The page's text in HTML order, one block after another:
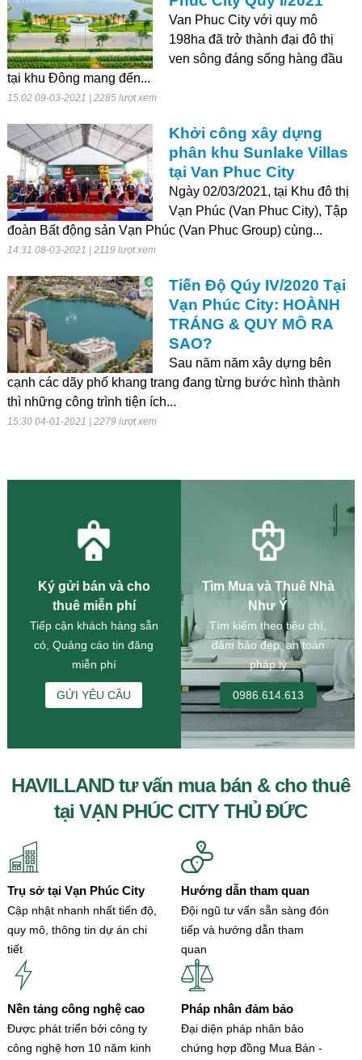
Van Phuc City với quy mô
198ha đã trở thành đại đô thị
ven sông đáng sống hàng đầu
tại khu Đông mang đến...
15:02 09-03-2021 | 2285 lượt xem
Khởi công xây dựng
phân khu Sunlake Villas
tại Van Phuc City
Ngày 02/03/2021, tại Khu đô thị
Vạn Phúc (Van Phuc City), Tập
đoàn Bất động sản Vạn Phúc (Van Phuc Group) cùng...
14:31 08-03-2021 | 2119 lượt xem
Tiến Độ Qúy IV/2020 Tại
Vạn Phúc City: HOÀNH
TRÁNG & QUY MÔ RA
SAO?
Sau năm năm xây dựng bên
cạnh các dãy phố khang trang đang từng bước hình thành
thì những công trình tiện ích...
15:30 04-01-2021 | 2279 lượt xem
Ký gửi bán và cho
thuê miễn phí
Tiếp cận khách hàng sẵn
có, Quảng cáo tin đăng
miễn phí
GỬI YÊU CẦU
Tìm Mua và Thuê Nhà
Như Ý
Tìm kiếm theo tiêu chí,
đảm bảo đẹp, an toàn
pháp lý
0986.614.613
HAVILLAND tư vấn mua bán & cho thuê
tại VẠN PHÚC CITY THỦ ĐỨC
Trụ sở tại Vạn Phúc City
Cập nhật nhanh nhất tiến độ,
quy mô, thông tin dự án chi
tiết
Hướng dẫn tham quan
Đội ngũ tư vấn sẵn sàng đón
tiếp và hướng dẫn tham
quan
Nền tảng công nghệ cao
Được phát triển bởi công ty
công nghệ hơn 10 năm kinh
Pháp nhân đảm bảo
Đại diện pháp nhân bảo
chứng hợp đồng Mua Bán -